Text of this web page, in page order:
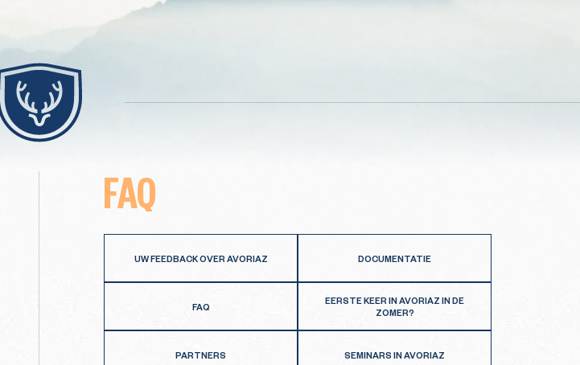
FAQ
UW FEEDBACK OVER AVORIAZ DOCUMENTATIE
FAQ
EERSTE KEER IN AVORIAZ IN DE
ZOMER?
PARTNERS SEMINARS IN AVORIAZ